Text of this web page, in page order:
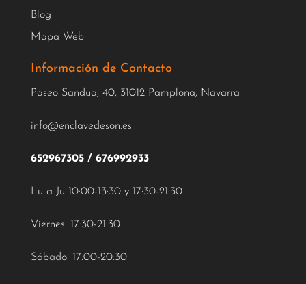
Blog
Mapa Web
Información de Contacto
Paseo Sandua, 40, 31012 Pamplona, Navarra
info@enclavedeson.es
652967305/ 676992933
Lu a Ju 10:00-13:30 y 17:30-21:30
Viernes: 17:30-21:30
Sábado: 17:00-20:30